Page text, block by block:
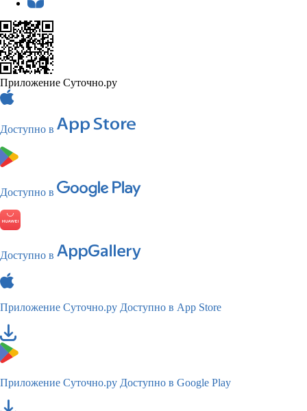
Приложение Суточно.ру
Доступно в
Доступно в
Доступно в
Приложение Суточно.ру Доступно в App Store
Приложение Суточно.ру Доступно в Google Play